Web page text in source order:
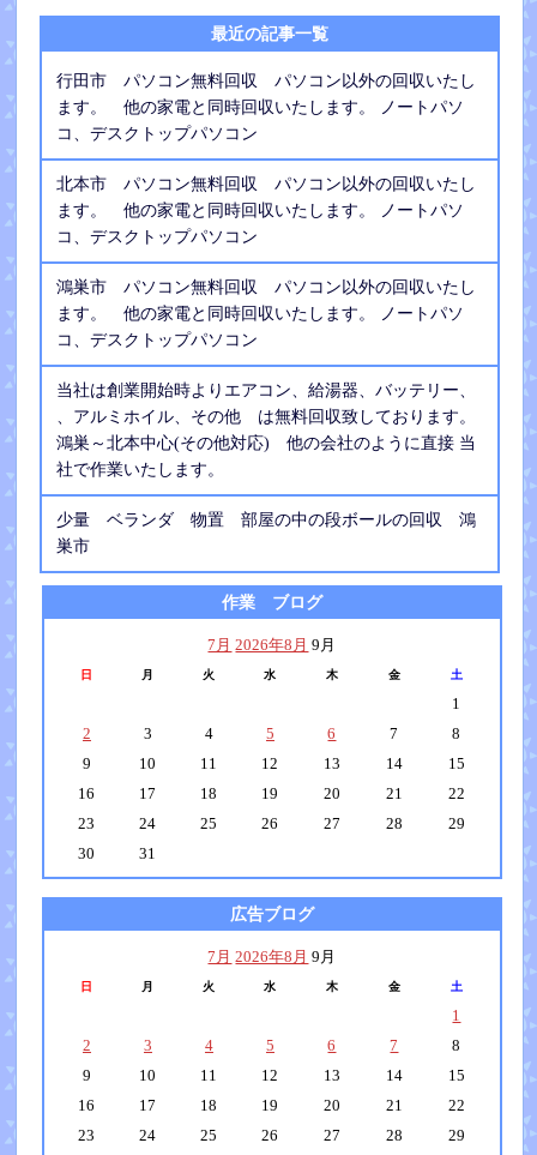
最近の記事一覧
行田市 パソコン無料回収 パソコン以外の回収いたし
ます。 他の家電と同時回収いたします。 ノートパソ
コ、デスクトップパソコン
北本市 パソコン無料回収 パソコン以外の回収いたし
ます。 他の家電と同時回収いたします。 ノートパソ
コ、デスクトップパソコン
鴻巣市 パソコン無料回収 パソコン以外の回収いたし
ます。 他の家電と同時回収いたします。 ノートパソ
コ、デスクトップパソコン
当社は創業開始時よりエアコン、給湯器、バッテリー、
、アルミホイル、その他 は無料回収致しております。
鴻巣～北本中心(その他対応) 他の会社のように直接 当
社で作業いたします。
少量 ベランダ 物置 部屋の中の段ボールの回収 鴻
巣市
作業 ブログ
7月 2026年8月 9月
日 月 火 水 木 金 土
1
2
3 4 5 6 7
8
9
10 11 12 13 14
15
16
17 18 19 20 21
22
23
24 25 26 27 28
29
30
31
広告ブログ
7月 2026年8月 9月
日 月 火 水 木 金 土
1
2
3 4 5 6 7
8
9
10 11 12 13 14
15
16
17 18 19 20 21
22
23
24 25 26 27 28
29